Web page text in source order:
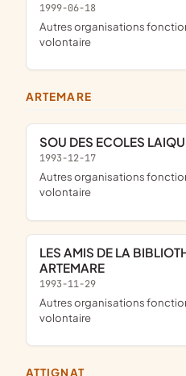
1999-06-18
Autres organisations fonctionnant par adhésion
volontaire
ARTEMARE
SOU DES ECOLES
1993-12-17
Autres organisations fonctionnant par adhésion
volontaire
LES AMIS DE LA BIBLIOTHEQUE MUNICIPALE D
ARTEMARE
1993-11-29
Autres organisations fonctionnant par adhésion
volontaire
ATTIGNAT